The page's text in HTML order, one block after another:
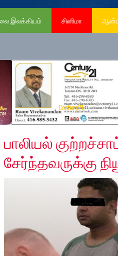
இலக்கியம் சினிமா
Century21
Monday, March 25,
பாலியல்
சேர்ந்தவருக்கு